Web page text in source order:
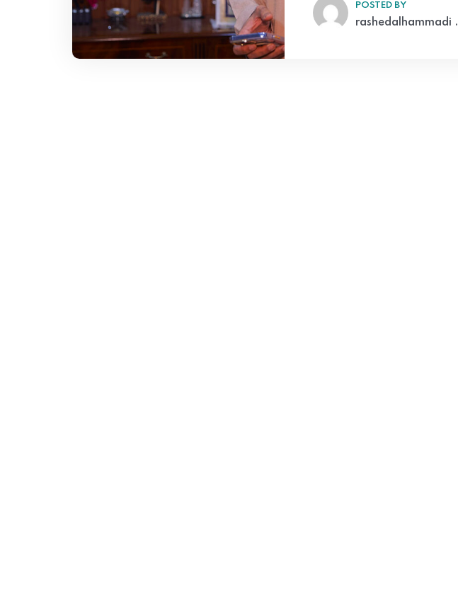
POSTED BY
rashedalhammadi .